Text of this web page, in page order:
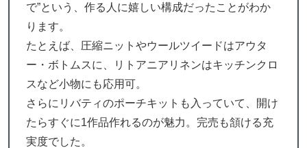
で”という、作る人に嬉しい構成だったことがわか
ります。
たとえば、圧縮ニットやウールツイードはアウタ
ー・ボトムスに、リトアニアリネンはキッチンクロ
スなど小物にも応用可。
さらにリバティのポーチキットも入っていて、開け
たらすぐに1作品作れるのが魅力。完売も頷ける充
実度でした。